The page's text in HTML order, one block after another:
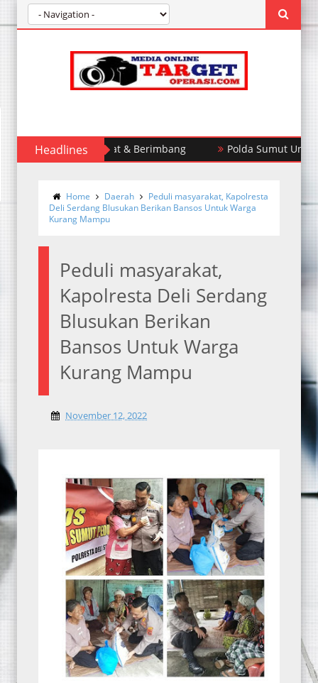
Headlines
Fakta Akurat & Berimbang Polda Sumut Ungkap
Home Daerah
Peduli masyarakat, Kapolresta
Deli Serdang Blusukan Berikan Bansos Untuk Warga
Kurang Mampu
Peduli masyarakat,
Kapolresta Deli Serdang
Blusukan Berikan
Bansos Untuk Warga
Kurang Mampu
November 12, 2022